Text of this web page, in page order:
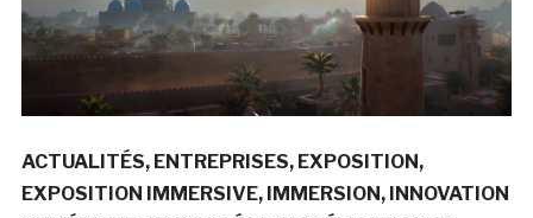
ACTUALITÉS ENTREPRISES EXPOSITION
EXPOSITION IMMERSIVE IMMERSION INNOVATION